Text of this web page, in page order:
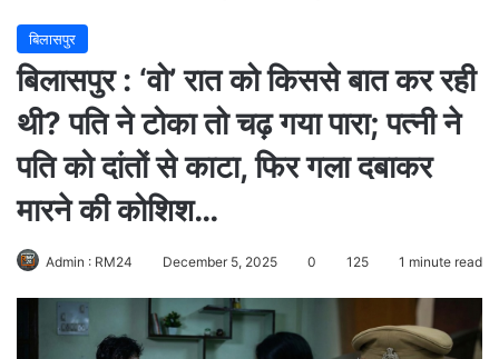
बिलासपुर
बिलासपुर : ‘वो’ रात को किससे बात कर रही
थी? पति ने टोका तो चढ़ गया पारा; पत्नी ने
पति को दांतों से काटा, फिर गला दबाकर
मारने की कोशिश…
Admin : RM24 December 5, 2025 0 125 1 minute read